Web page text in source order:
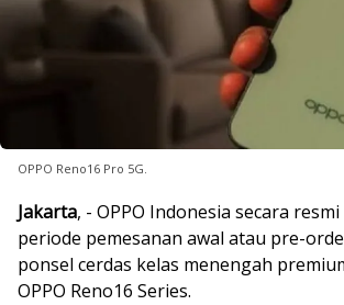
OPPO Reno16 Pro 5G.
Jakarta, - OPPO Indonesia secara
periode pemesanan awal atau pre-
ponsel cerdas kelas menengah
OPPO Reno16 Series.